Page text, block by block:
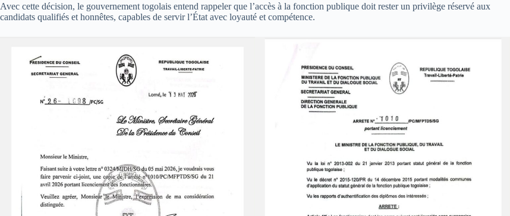
Avec cette décision, le gouvernement togolais entend rappeler que l’accès à la fonction publique doit rester un privilège réservé aux
candidats qualifiés et honnêtes, capables de servir l’État avec loyauté et compétence.